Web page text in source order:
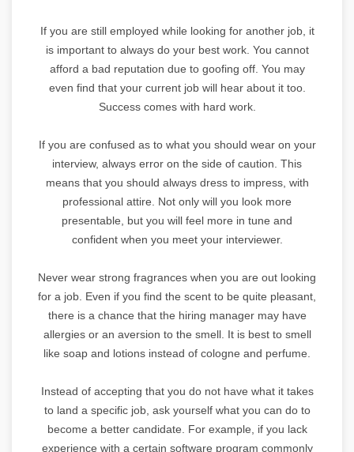
If you are still employed while looking for another job, it
is important to always do your best work. You cannot
afford a bad reputation due to goofing off. You may
even find that your current job will hear about it too.
Success comes with hard work.
If you are confused as to what you should wear on your
interview, always error on the side of caution. This
means that you should always dress to impress, with
professional attire. Not only will you look more
presentable, but you will feel more in tune and
confident when you meet your interviewer.
Never wear strong fragrances when you are out looking
for a job. Even if you find the scent to be quite pleasant,
there is a chance that the hiring manager may have
allergies or an aversion to the smell. It is best to smell
like soap and lotions instead of cologne and perfume.
Instead of accepting that you do not have what it takes
to land a specific job, ask yourself what you can do to
become a better candidate. For example, if you lack
experience with a certain software program commonly